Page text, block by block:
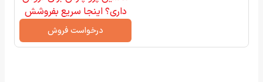
داری؟ اینجا سریع بفروشش
درخواست فروش